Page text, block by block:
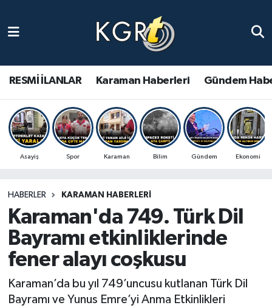
RESMİ İLANLAR Karaman Haberleri Gündem
Asayiş Spor Karaman Bilim Gündem Ekonomi
HABERLER KARAMAN HABERLERI
Karaman'da 749. Türk Dil
Bayramı etkinliklerinde
fener alayı coşkusu
Karaman’da bu yıl 749’uncusu kutlanan Türk Dil
Bayramı ve Yunus Emre’yi Anma Etkinlikleri
Gündem Haberleri
Güncel Haberler
Spor Haberleri
Ulusal Haberler
Vefat Edenler